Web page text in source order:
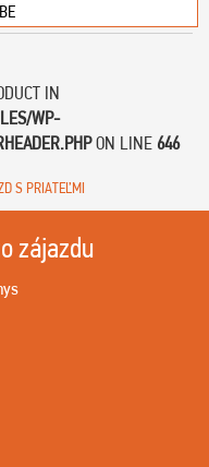
IN
WP-
ON LINE 646
S PRIATEĽMI
zájazdu